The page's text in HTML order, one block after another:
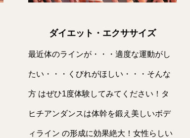
ダイエット・エクササイズ
最近体のラインが・・・適度な運動がし
たい・・・くびれがほしい・・・そんな
方 はぜひ1度体験してみてください！タ
ヒチアンダンスは体幹を鍛え美しいボデ
ィライン の形成に効果絶大！女性らしい